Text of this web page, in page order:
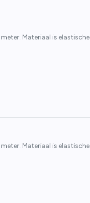
Materiaal is elastische
Materiaal is elastische